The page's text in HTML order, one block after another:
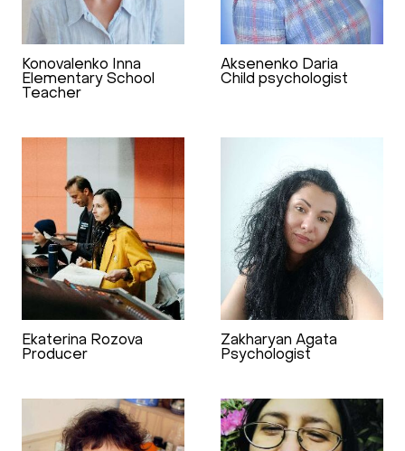
Konovalenko Inna
Elementary School
Teacher
Aksenenko Daria
Child psychologist
Ekaterina Rozova
Producer
Zakharyan Agata
Psychologist